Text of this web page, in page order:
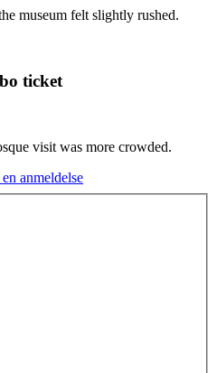
museum felt slightly rushed.
ticket
visit was more crowded.
anmeldelse